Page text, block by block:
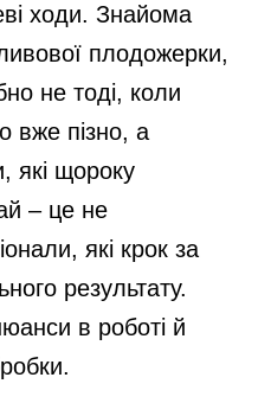
ходи. Знайома
плодожерки,
не тоді, коли
вже пізно, а
які щороку
– це не
які крок за
результату.
в роботі й